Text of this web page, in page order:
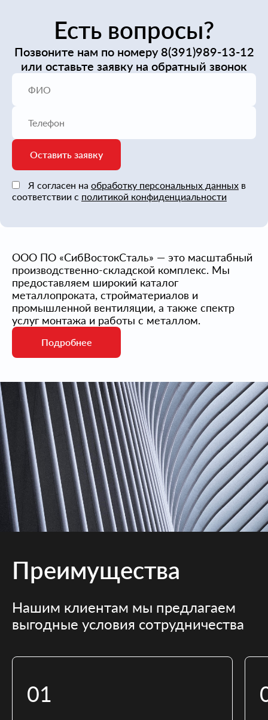
Есть вопросы?
Позвоните нам по номеру 8(391)989-13-12
или оставьте заявку на обратный звонок
Оставить заявку
Я согласен на обработку персональных данных в
соответствии с политикой конфиденциальности
ООО ПО «СибВостокСталь» — это масштабный
производственно-складской комплекс. Мы
предоставляем широкий каталог
металлопроката, стройматериалов и
промышленной вентиляции, а также спектр
услуг монтажа и работы с металлом.
Подробнее
Преимущества
Нашим клиентам мы предлагаем
выгодные условия сотрудничества
01